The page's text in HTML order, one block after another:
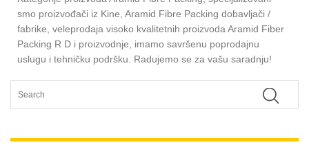
smo proizvođači iz Kine, Aramid Fibre Packing dobavljači /
fabrike, veleprodaja visoko kvalitetnih proizvoda Aramid Fiber
Packing R D i proizvodnje, imamo savršenu poprodajnu
uslugu i tehničku podršku. Radujemo se za vašu saradnju!